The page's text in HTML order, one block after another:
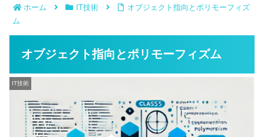
ホーム IT技術
オブジェクト指向とポリモーフィズ
ム
オブジェクト指向とポリモーフィズム
IT技術